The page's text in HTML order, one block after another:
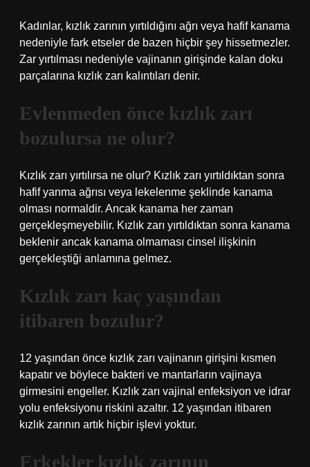
Kadınlar, kızlık zarının yırtıldığını ağrı veya hafif kanama
nedeniyle fark etseler de bazen hiçbir şey hissetmezler.
Zar yırtılması nedeniyle vajinanın girişinde kalan doku
parçalarına kızlık zarı kalıntıları denir.
Evlenmeden önce kızlık zarı
bozulursa ne olur?
Kızlık zarı yırtılırsa ne olur? Kızlık zarı yırtıldıktan sonra
hafif yanma ağrısı veya lekelenme şeklinde kanama
olması normaldir. Ancak kanama her zaman
gerçekleşmeyebilir. Kızlık zarı yırtıldıktan sonra kanama
beklenir ancak kanama olmaması cinsel ilişkinin
gerçekleştiği anlamına gelmez.
Kızlık zarı kaç yaşından
itibaren bozulur?
12 yaşından önce kızlık zarı vajinanın girişini kısmen
kapatır ve böylece bakteri ve mantarların vajinaya
girmesini engeller. Kızlık zarı vajinal enfeksiyon ve idrar
yolu enfeksiyonu riskini azaltır. 12 yaşından itibaren
kızlık zarının artık hiçbir işlevi yoktur.
Erkekler kızlık zarının